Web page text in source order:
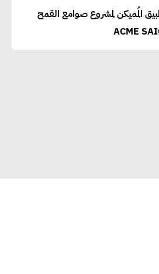
المُميكن لمشروع صوامع القمح